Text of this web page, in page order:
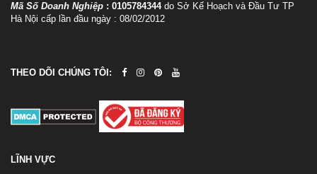
Mã Số Doanh Nghiệp : 0105784344do Sở Kế Hoạch và Đầu Tư TP
Hà Nội cấp lần đầu ngày : 08/02/2012
THEO DÕI CHÚNG TÔI:
LĨNH VỰC